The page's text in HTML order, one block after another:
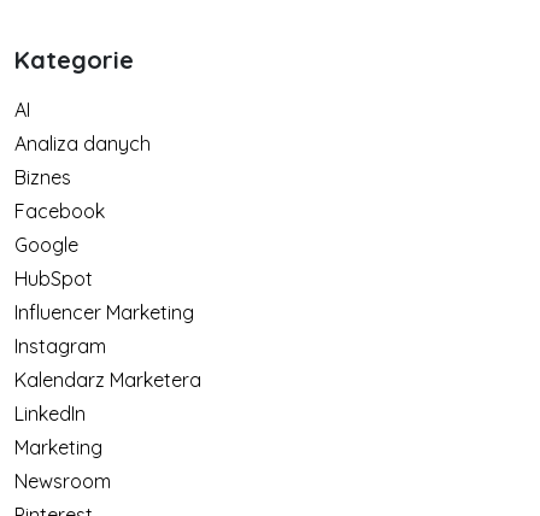
Kategorie
AI
Analiza danych
Biznes
Facebook
Google
HubSpot
Influencer Marketing
Instagram
Kalendarz Marketera
LinkedIn
Marketing
Newsroom